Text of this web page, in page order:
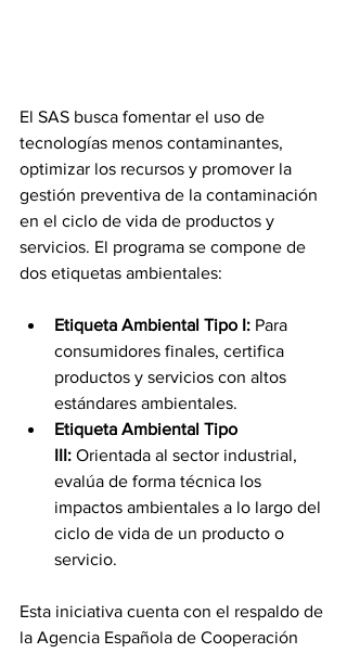
El SAS busca fomentar el uso de
tecnologías menos contaminantes,
optimizar los recursos y promover la
gestión preventiva de la contaminación
en el ciclo de vida de productos y
servicios. El programa se compone de
dos etiquetas ambientales:
Etiqueta Ambiental Tipo I: Para
consumidores finales, certifica
productos y servicios con altos
estándares ambientales.
Etiqueta Ambiental Tipo
III: Orientada al sector industrial,
evalúa de forma técnica los
impactos ambientales a lo largo del
ciclo de vida de un producto o
servicio.
Esta iniciativa cuenta con el respaldo de
la Agencia Española de Cooperación